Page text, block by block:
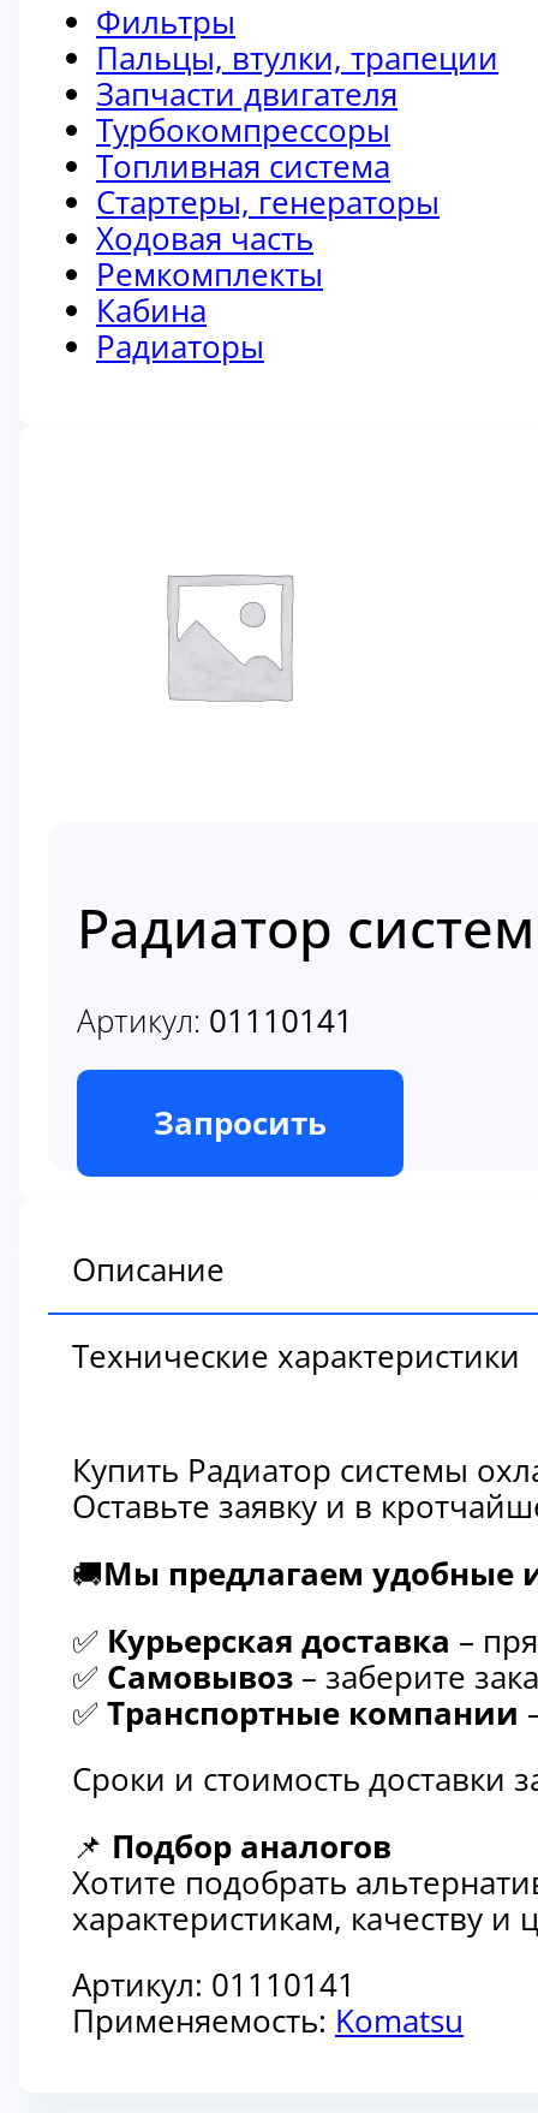
Фильтры
Пальцы, втулки, трапеции
Запчасти двигателя
Турбокомпрессоры
Топливная система
Стартеры, генераторы
Ходовая часть
Ремкомплекты
Кабина
Радиаторы
Радиатор
Артикул: 01110141
В наличии
Запросить
Описание
Технические характеристики
Купить Радиатор системы
Оставьте заявку и в
🚚Мы предлагаем удобные
✅ Курьерская доставка –
✅ Самовывоз – заберите
✅ Транспортные компании
Сроки и стоимость доставки
📌 Подбор аналогов
Хотите подобрать
характеристикам, качеству
Артикул: 01110141
Применяемость: Komatsu